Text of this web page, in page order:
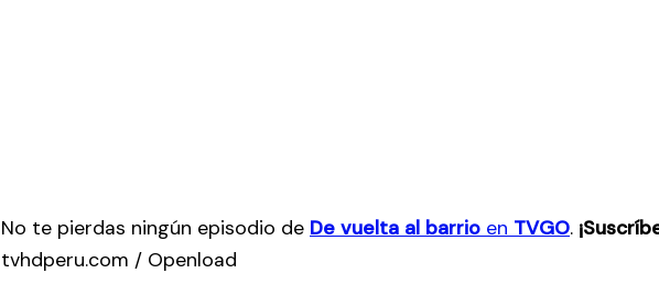
No te pierdas ningún episodio de De vuelta al barrio en TVGO.
tvhdperu.com / Openload